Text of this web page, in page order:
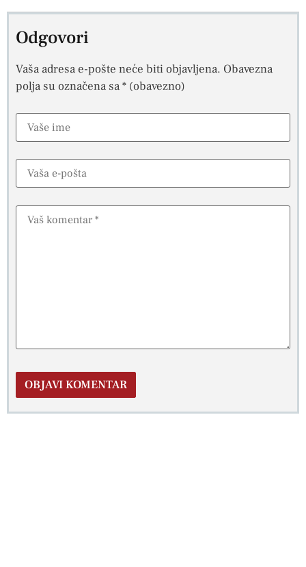
Odgovori
Vaša adresa e-pošte neće biti objavljena. Obavezna
polja su označena sa* (obavezno)